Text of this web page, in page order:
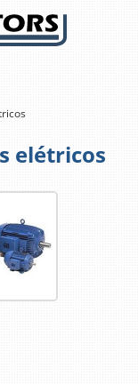
elétricos